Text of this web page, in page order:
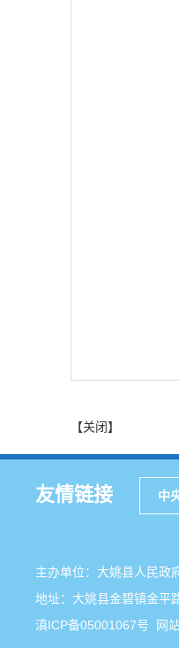
【关闭】
友情链接 中
主办单位：大姚县人民
地址：大姚县金碧镇金
滇ICP备05001067号 网